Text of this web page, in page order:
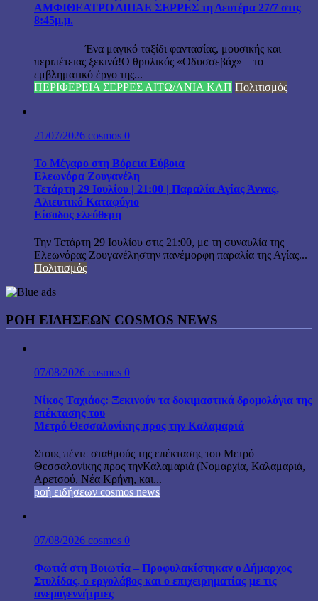
ΑΜΦΙΘΕΑΤΡΟ ΔΙΠΑΕ ΣΕΡΡΕΣ τη Δευτέρα 27/7 στις
8:45μ.μ.
Ένα μαγικό ταξίδι φαντασίας, μουσικής και
περιπέτειας ξεκινά!Ο θρυλικός «Οδυσσεβάχ» – το
εμβληματικό έργο της...
ΠΕΡΙΦΕΡΕΙΑ ΣΕΡΡΕΣ ΑΙΤΩ/ΛΝΙΑ ΚΛΠ Πολιτισμός
21/07/2026 cosmos 0
Το Μέγαρο στη Βόρεια Εύβοια
Ελεωνόρα Ζουγανέλη
Τετάρτη 29 Ιουλίου | 21:00 | Παραλία Αγίας Άννας,
Αλιευτικό Καταφύγιο
Είσοδος ελεύθερη
Την Τετάρτη 29 Ιουλίου στις 21:00, με τη συναυλία της
Ελεωνόρας Ζουγανέληστην πανέμορφη παραλία της Αγίας...
Πολιτισμός
ΡΟΗ ΕΙΔΗΣΕΩΝ COSMOS NEWS
07/08/2026 cosmos 0
Νίκος Ταχιάος: Ξεκινούν τα δοκιμαστικά δρομολόγια της
επέκτασης του
Μετρό Θεσσαλονίκης προς την Καλαμαριά
Στους πέντε σταθμούς της επέκτασης του Μετρό
Θεσσαλονίκης προς τηνΚαλαμαριά (Νομαρχία, Καλαμαριά,
Αρετσού, Νέα Κρήνη, και...
ροή ειδήσεων cosmos news
07/08/2026 cosmos 0
Φωτιά στη Βοιωτία – Προφυλακίστηκαν ο Δήμαρχος
Στυλίδας, ο εργολάβος και ο επιχειρηματίας με τις
ανεμογεννήτριες